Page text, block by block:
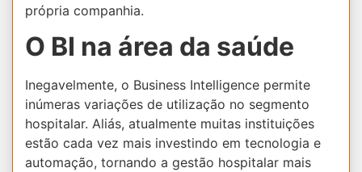
própria companhia.
O BI na área da saúde
Inegavelmente, o Business Intelligence permite
inúmeras variações de utilização no segmento
hospitalar. Aliás, atualmente muitas instituições
estão cada vez mais investindo em tecnologia e
automação, tornando a gestão hospitalar mais